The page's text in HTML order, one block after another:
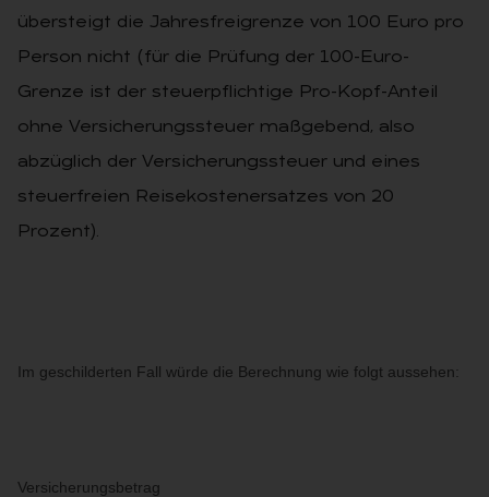
übersteigt die Jahresfreigrenze von 100 Euro pro
Person nicht (für die Prüfung der 100-Euro-
Grenze ist der steuerpflichtige Pro-Kopf-Anteil
ohne Versicherungssteuer maßgebend, also
abzüglich der Versicherungssteuer und eines
steuerfreien Reisekostenersatzes von 20
Prozent).
Im geschilderten Fall würde die Berechnung wie folgt aussehen:
Versicherungsbetrag